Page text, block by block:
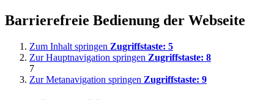
Barrierefreie Bedienung der Webseite
Zum Inhalt springen Zugriffstaste: 5
Zur Hauptnavigation springen Zugriffstaste: 8
7
Zur Metanavigation springen Zugriffstaste: 9